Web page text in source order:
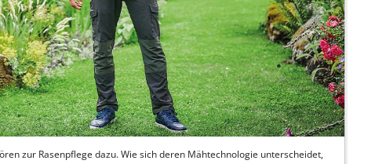
zur Rasenpflege dazu. Wie sich deren Mähtechnologie unterscheidet,